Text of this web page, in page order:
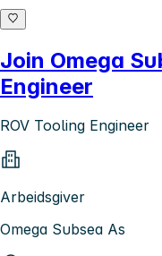
Join Omega
Engineer
ROV Tooling Engineer
Arbeidsgiver
Omega Subsea As